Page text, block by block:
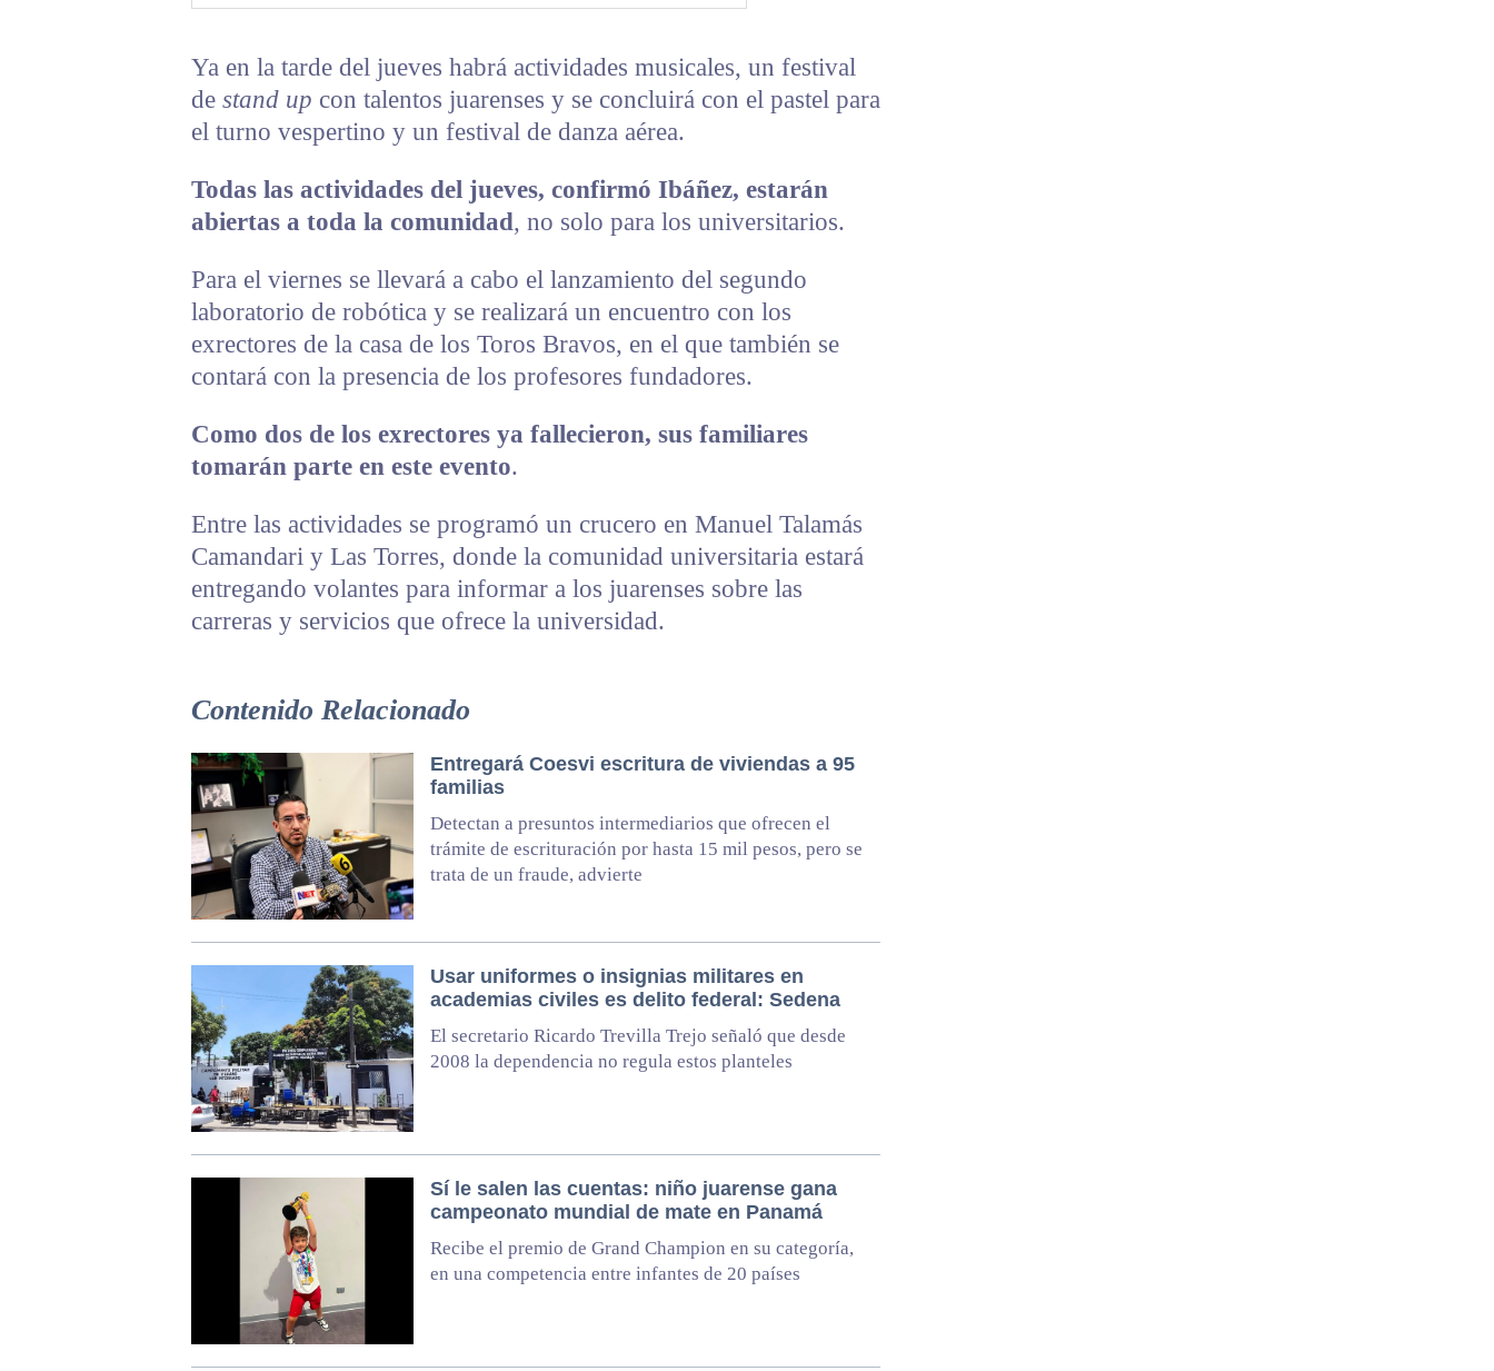
Ya en la tarde del jueves habrá actividades musicales, un festival
de stand up con talentos juarenses y se concluirá con el pastel para
el turno vespertino y un festival de danza aérea.
Todas las actividades del jueves, confirmó Ibáñez, estarán
abiertas a toda la comunidad, no solo para los universitarios.
Para el viernes se llevará a cabo el lanzamiento del segundo
laboratorio de robótica y se realizará un encuentro con los
exrectores de la casa de los Toros Bravos, en el que también se
contará con la presencia de los profesores fundadores.
Como dos de los exrectores ya fallecieron, sus familiares
tomarán parte en este evento.
Entre las actividades se programó un crucero en Manuel Talamás
Camandari y Las Torres, donde la comunidad universitaria estará
entregando volantes para informar a los juarenses sobre las
carreras y servicios que ofrece la universidad.
Contenido Relacionado
Entregará Coesvi escritura de viviendas a 95
familias
Detectan a presuntos intermediarios que ofrecen el
trámite de escrituración por hasta 15 mil pesos, pero se
trata de un fraude, advierte
Usar uniformes o insignias militares en
academias civiles es delito federal: Sedena
El secretario Ricardo Trevilla Trejo señaló que desde
2008 la dependencia no regula estos planteles
Sí le salen las cuentas: niño juarense gana
campeonato mundial de mate en Panamá
Recibe el premio de Grand Champion en su categoría,
en una competencia entre infantes de 20 países